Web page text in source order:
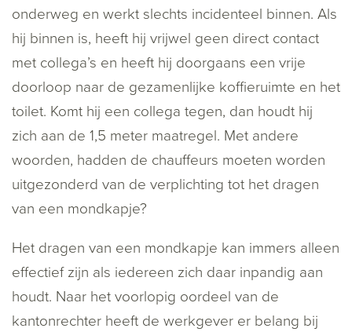
onderweg en werkt slechts incidenteel binnen. Als
hij binnen is, heeft hij vrijwel geen direct contact
met collega’s en heeft hij doorgaans een vrije
doorloop naar de gezamenlijke koffieruimte en het
toilet. Komt hij een collega tegen, dan houdt hij
zich aan de 1,5 meter maatregel. Met andere
woorden, hadden de chauffeurs moeten worden
uitgezonderd van de verplichting tot het dragen
van een mondkapje?
Het dragen van een mondkapje kan immers alleen
effectief zijn als iedereen zich daar inpandig aan
houdt. Naar het voorlopig oordeel van de
kantonrechter heeft de werkgever er belang bij